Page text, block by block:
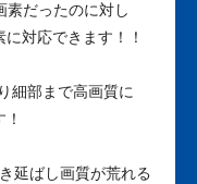
素だったのに対し
対応できます！！
細部まで高画質に
延ばし画質が荒れる